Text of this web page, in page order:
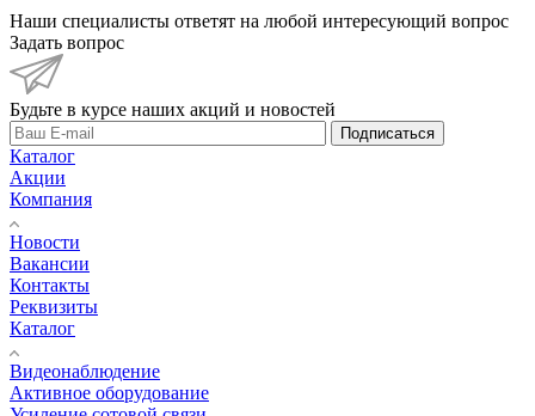
Наши специалисты ответят на любой интересующий вопрос
Задать вопрос
Будьте в курсе наших акций и новостей
Подписаться
Каталог
Акции
Компания
Новости
Вакансии
Контакты
Реквизиты
Каталог
Видеонаблюдение
Активное оборудование